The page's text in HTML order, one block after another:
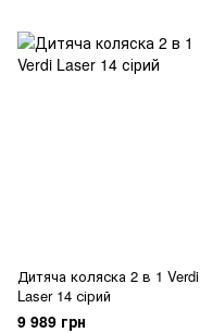
Дитяча коляска 2 в 1 Verdi
Laser 14 сірий
9 989 грн